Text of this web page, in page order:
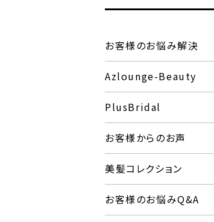
お客様のお悩み解決
Azlounge-Beauty
PlusBridal
お客様からのお声
美髪コレクション
お客様のお悩みQ&A